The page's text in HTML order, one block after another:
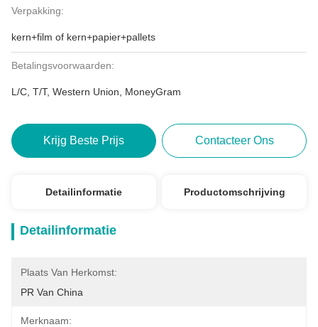
Verpakking:
kern+film of kern+papier+pallets
Betalingsvoorwaarden:
L/C, T/T, Western Union, MoneyGram
Krijg Beste Prijs Contacteer Ons
Detailinformatie Productomschrijving
Detailinformatie
Plaats Van Herkomst:
PR Van China
Merknaam: